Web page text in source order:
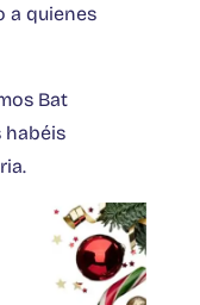
a quienes
Bat